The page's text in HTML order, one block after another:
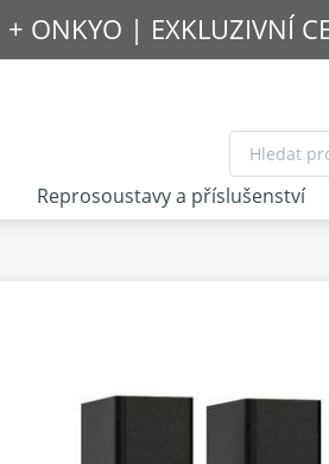
+ ONKYO | EXKLUZIVNÍ
Reprosoustavy a příslušenství